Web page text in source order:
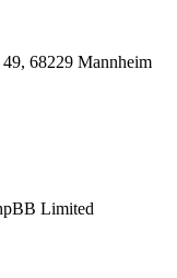
68229 Mannheim
Limited